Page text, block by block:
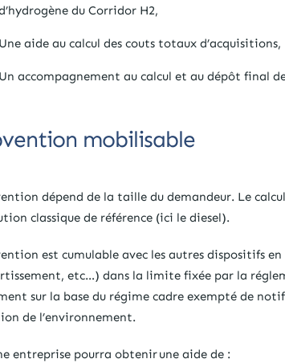
du Corridor H2,
Une aide au calcul des couts totaux d’acquisitions,
Un accompagnement au calcul et au dépôt final
mobilisable
dépend de la taille du demandeur. Le
classique de référence (ici le diesel).
est cumulable avec les autres dispositifs en
etc…) dans la limite fixée par la
sur la base du régime cadre exempté de
de l’environnement.
entreprise pourra obtenir une aide de :